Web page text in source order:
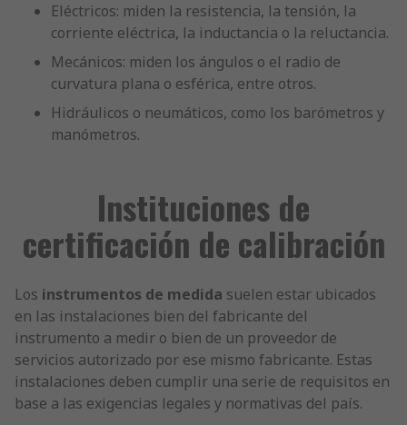
Eléctricos: miden la resistencia, la tensión, la
corriente eléctrica, la inductancia o la reluctancia.
Mecánicos: miden los ángulos o el radio de
curvatura plana o esférica, entre otros.
Hidráulicos o neumáticos, como los barómetros y
manómetros.
Instituciones de
certificación de calibración
Los instrumentos de medida suelen estar ubicados
en las instalaciones bien del fabricante del
instrumento a medir o bien de un proveedor de
servicios autorizado por ese mismo fabricante. Estas
instalaciones deben cumplir una serie de requisitos en
base a las exigencias legales y normativas del país.